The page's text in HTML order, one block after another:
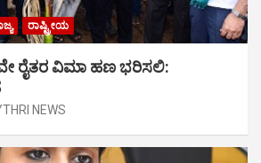
ರಾಷ್ಟ್ರೀಯ
ರೈತರ ವಿಮಾ ಹಣ ಭರಿಸಲಿ:
NEWS